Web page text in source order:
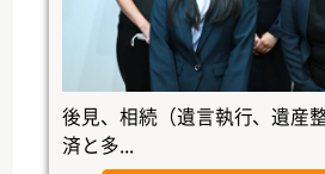
後見、相続（遺言執行、遺産
済と多...